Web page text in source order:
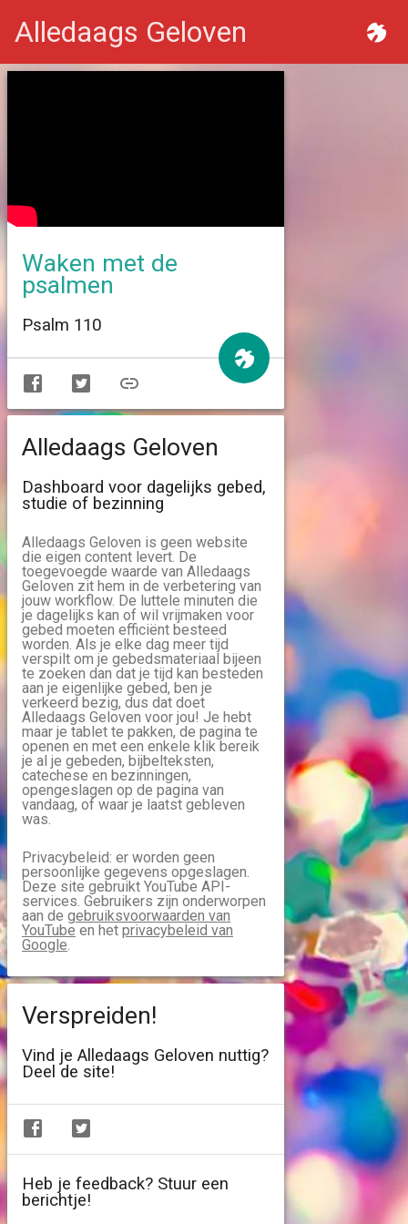
Alledaags Geloven
Waken met de
psalmen
Psalm 110
Alledaags Geloven
Dashboard voor dagelijks gebed,
studie of bezinning
Alledaags Geloven is geen website
die eigen content levert. De
toegevoegde waarde van Alledaags
Geloven zit hem in de verbetering van
jouw workflow. De luttele minuten die
je dagelijks kan of wil vrijmaken voor
gebed moeten efficiënt besteed
worden. Als je elke dag meer tijd
verspilt om je gebedsmateriaal bijeen
te zoeken dan dat je tijd kan besteden
aan je eigenlijke gebed, ben je
verkeerd bezig, dus dat doet
Alledaags Geloven voor jou! Je hebt
maar je tablet te pakken, de pagina te
openen en met een enkele klik bereik
je al je gebeden, bijbelteksten,
catechese en bezinningen,
opengeslagen op de pagina van
vandaag, of waar je laatst gebleven
was.
Privacybeleid: er worden geen
persoonlijke gegevens opgeslagen.
Deze site gebruikt YouTube API-
services. Gebruikers zijn onderworpen
aan de gebruiksvoorwaarden van
YouTube en het privacybeleid van
Google.
Verspreiden!
Vind je Alledaags Geloven nuttig?
Deel de site!
Heb je feedback? Stuur een
berichtje!